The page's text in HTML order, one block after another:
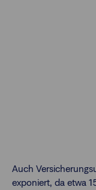
Auch
exponiert, da etwa